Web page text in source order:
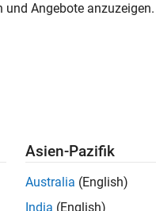
Business Model Team
. Wenn Sie noch
unseres
Standort, um alle
Angebote
Asien-Pazifik
Australia (English)
India (English)